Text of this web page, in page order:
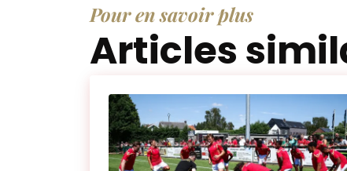
Pour en savoir plus
Articles